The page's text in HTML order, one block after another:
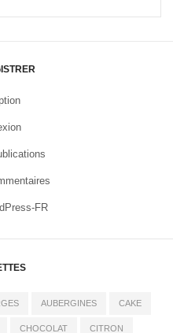
FR
AUBERGINES CAKE
CHOCOLAT CITRON